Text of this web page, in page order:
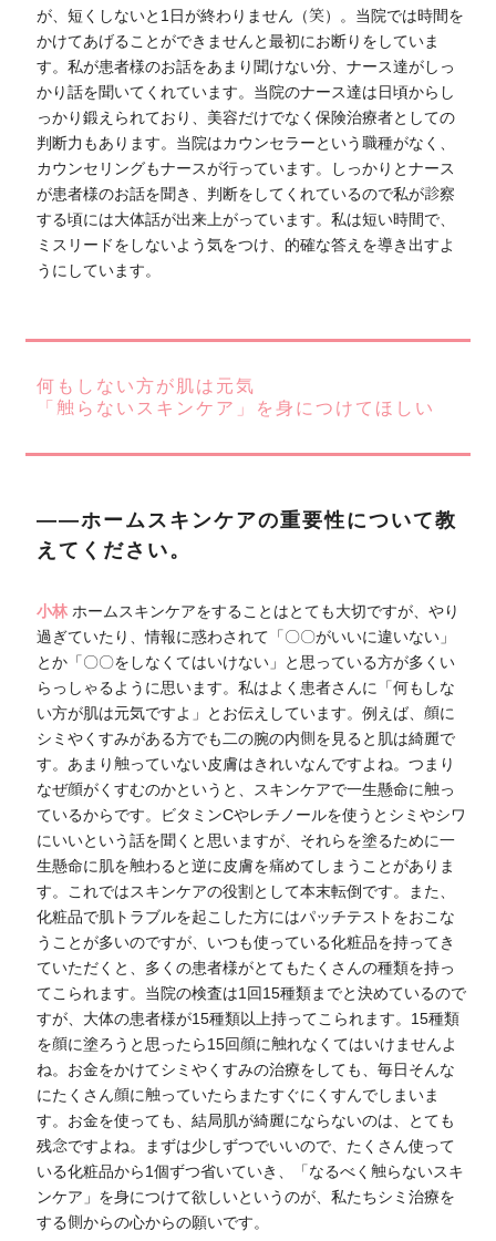
が、短くしないと1日が終わりません（笑）。当院では時間を
かけてあげることができませんと最初にお断りをしていま
す。私が患者様のお話をあまり聞けない分、ナース達がしっ
かり話を聞いてくれています。当院のナース達は日頃からし
っかり鍛えられており、美容だけでなく保険治療者としての
判断力もあります。当院はカウンセラーという職種がなく、
カウンセリングもナースが行っています。しっかりとナース
が患者様のお話を聞き、判断をしてくれているので私が診察
する頃には大体話が出来上がっています。私は短い時間で、
ミスリードをしないよう気をつけ、的確な答えを導き出すよ
うにしています。
何もしない方が肌は元気
「触らないスキンケア」を身につけてほしい
――ホームスキンケアの重要性について教
えてください。
小林ホームスキンケアをすることはとても大切ですが、やり
過ぎていたり、情報に惑わされて「〇〇がいいに違いない」
とか「〇〇をしなくてはいけない」と思っている方が多くい
らっしゃるように思います。私はよく患者さんに「何もしな
い方が肌は元気ですよ」とお伝えしています。例えば、顔に
シミやくすみがある方でも二の腕の内側を見ると肌は綺麗で
す。あまり触っていない皮膚はきれいなんですよね。つまり
なぜ顔がくすむのかというと、スキンケアで一生懸命に触っ
ているからです。ビタミンCやレチノールを使うとシミやシワ
にいいという話を聞くと思いますが、それらを塗るために一
生懸命に肌を触わると逆に皮膚を痛めてしまうことがありま
す。これではスキンケアの役割として本末転倒です。また、
化粧品で肌トラブルを起こした方にはパッチテストをおこな
うことが多いのですが、いつも使っている化粧品を持ってき
ていただくと、多くの患者様がとてもたくさんの種類を持っ
てこられます。当院の検査は1回15種類までと決めているので
すが、大体の患者様が15種類以上持ってこられます。15種類
を顔に塗ろうと思ったら15回顔に触れなくてはいけませんよ
ね。お金をかけてシミやくすみの治療をしても、毎日そんな
にたくさん顔に触っていたらまたすぐにくすんでしまいま
す。お金を使っても、結局肌が綺麗にならないのは、とても
残念ですよね。まずは少しずつでいいので、たくさん使って
いる化粧品から1個ずつ省いていき、「なるべく触らないスキ
ンケア」を身につけて欲しいというのが、私たちシミ治療を
する側からの心からの願いです。